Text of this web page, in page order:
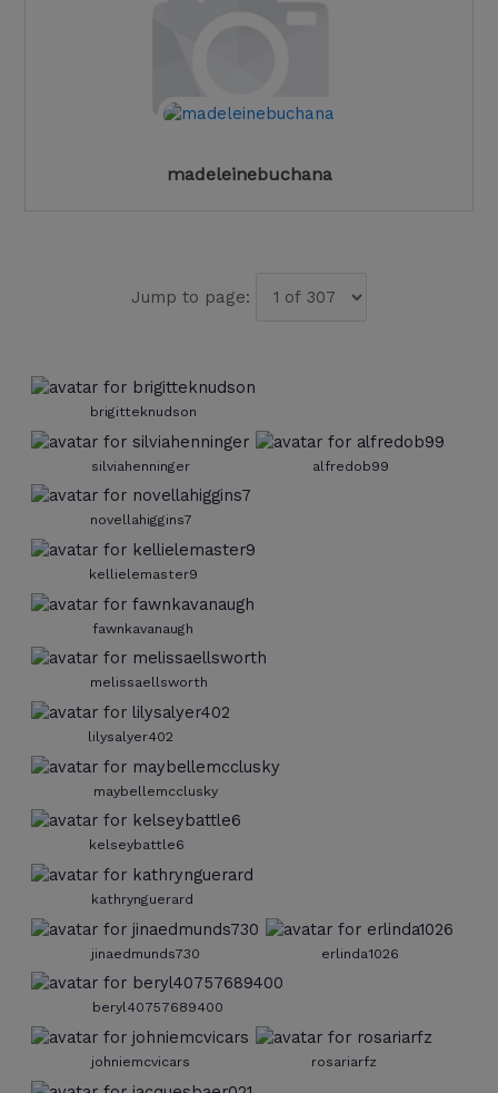
madeleinebuchana
Jump to page:
brigitteknudson
silviahenninger alfredob99
novellahiggins7
kellielemaster9
fawnkavanaugh
melissaellsworth
lilysalyer402
maybellemcclusky
kelseybattle6
kathrynguerard
jinaedmunds730 erlinda1026
beryl40757689400
johniemcvicars rosariarfz